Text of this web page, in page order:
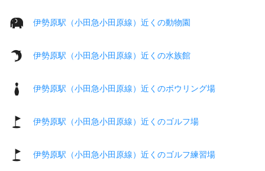
伊勢原駅（小田急小田原線）近くの動物園
伊勢原駅（小田急小田原線）近くの水族館
伊勢原駅（小田急小田原線）近くのボウリング場
伊勢原駅（小田急小田原線）近くのゴルフ場
伊勢原駅（小田急小田原線）近くのゴルフ練習場